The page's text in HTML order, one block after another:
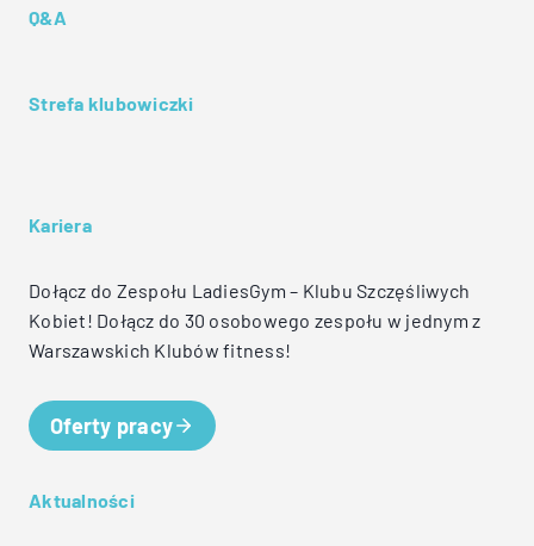
Q&A
Strefa klubowiczki
Kariera
Dołącz do Zespołu LadiesGym – Klubu Szczęśliwych
Kobiet! Dołącz do 30 osobowego zespołu w jednym z
Warszawskich Klubów fitness!
Oferty pracy
Aktualności